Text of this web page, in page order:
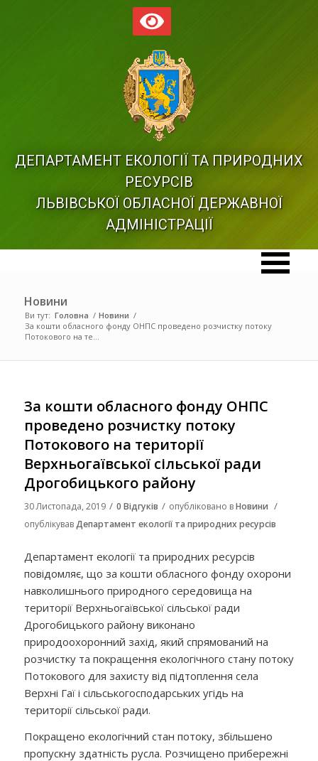
ДЕПАРТАМЕНТ ЕКОЛОГІЇ ТА ПРИРОДНИХ
РЕСУРСІВ
ЛЬВІВСЬКОЇ ОБЛАСНОЇ ДЕРЖАВНОЇ
АДМІНІСТРАЦІЇ
Новини
Ви тут: Головна / Новини /
За кошти обласного фонду ОНПС проведено розчистку потоку
Потокового на те...
За кошти обласного фонду ОНПС
проведено розчистку потоку
Потокового на території
Верхньогаївської сільської ради
Дрогобицького району
30 Листопада, 2019 / 0 Відгуків / опубліковано вНовини /
опублікувавДепартамент екології та природних ресурсів
Департамент екології та природних ресурсів
повідомляє, що за кошти обласного фонду охорони
навколишнього природного середовища на
території Верхньогаївської сільської ради
Дрогобицького району виконано
природоохоронний захід, який спрямований на
розчистку та покращення екологічного стану потоку
Потокового для захисту від підтоплення села
Верхні Гаї і сільськогосподарських угідь на
території сільської ради.
Покращено екологічний стан потоку, збільшено
пропускну здатність русла. Розчищено прибережні